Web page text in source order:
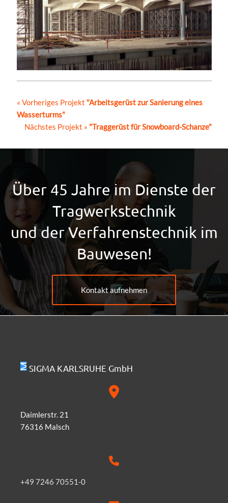
« Vorheriges Projekt "Arbeitsgerüst zur Sanierung eines
Wasserturms"
Nächstes Projekt » "Traggerüst für Snowboard-Schanze"
Über 45 Jahre im Dienste der
Tragwerkstechnik
und der Verfahrenstechnik im
Bauwesen!
Kontakt aufnehmen
SIGMA KARLSRUHE GmbH
Daimlerstr. 21
76316 Malsch
+49 7246 70551-0